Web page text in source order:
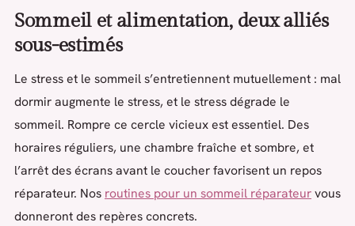
Sommeil et alimentation, deux alliés
sous-estimés
Le stress et le sommeil s’entretiennent mutuellement : mal
dormir augmente le stress, et le stress dégrade le
sommeil. Rompre ce cercle vicieux est essentiel. Des
horaires réguliers, une chambre fraîche et sombre, et
l’arrêt des écrans avant le coucher favorisent un repos
réparateur. Nos routines pour un sommeil réparateurvous
donneront des repères concrets.